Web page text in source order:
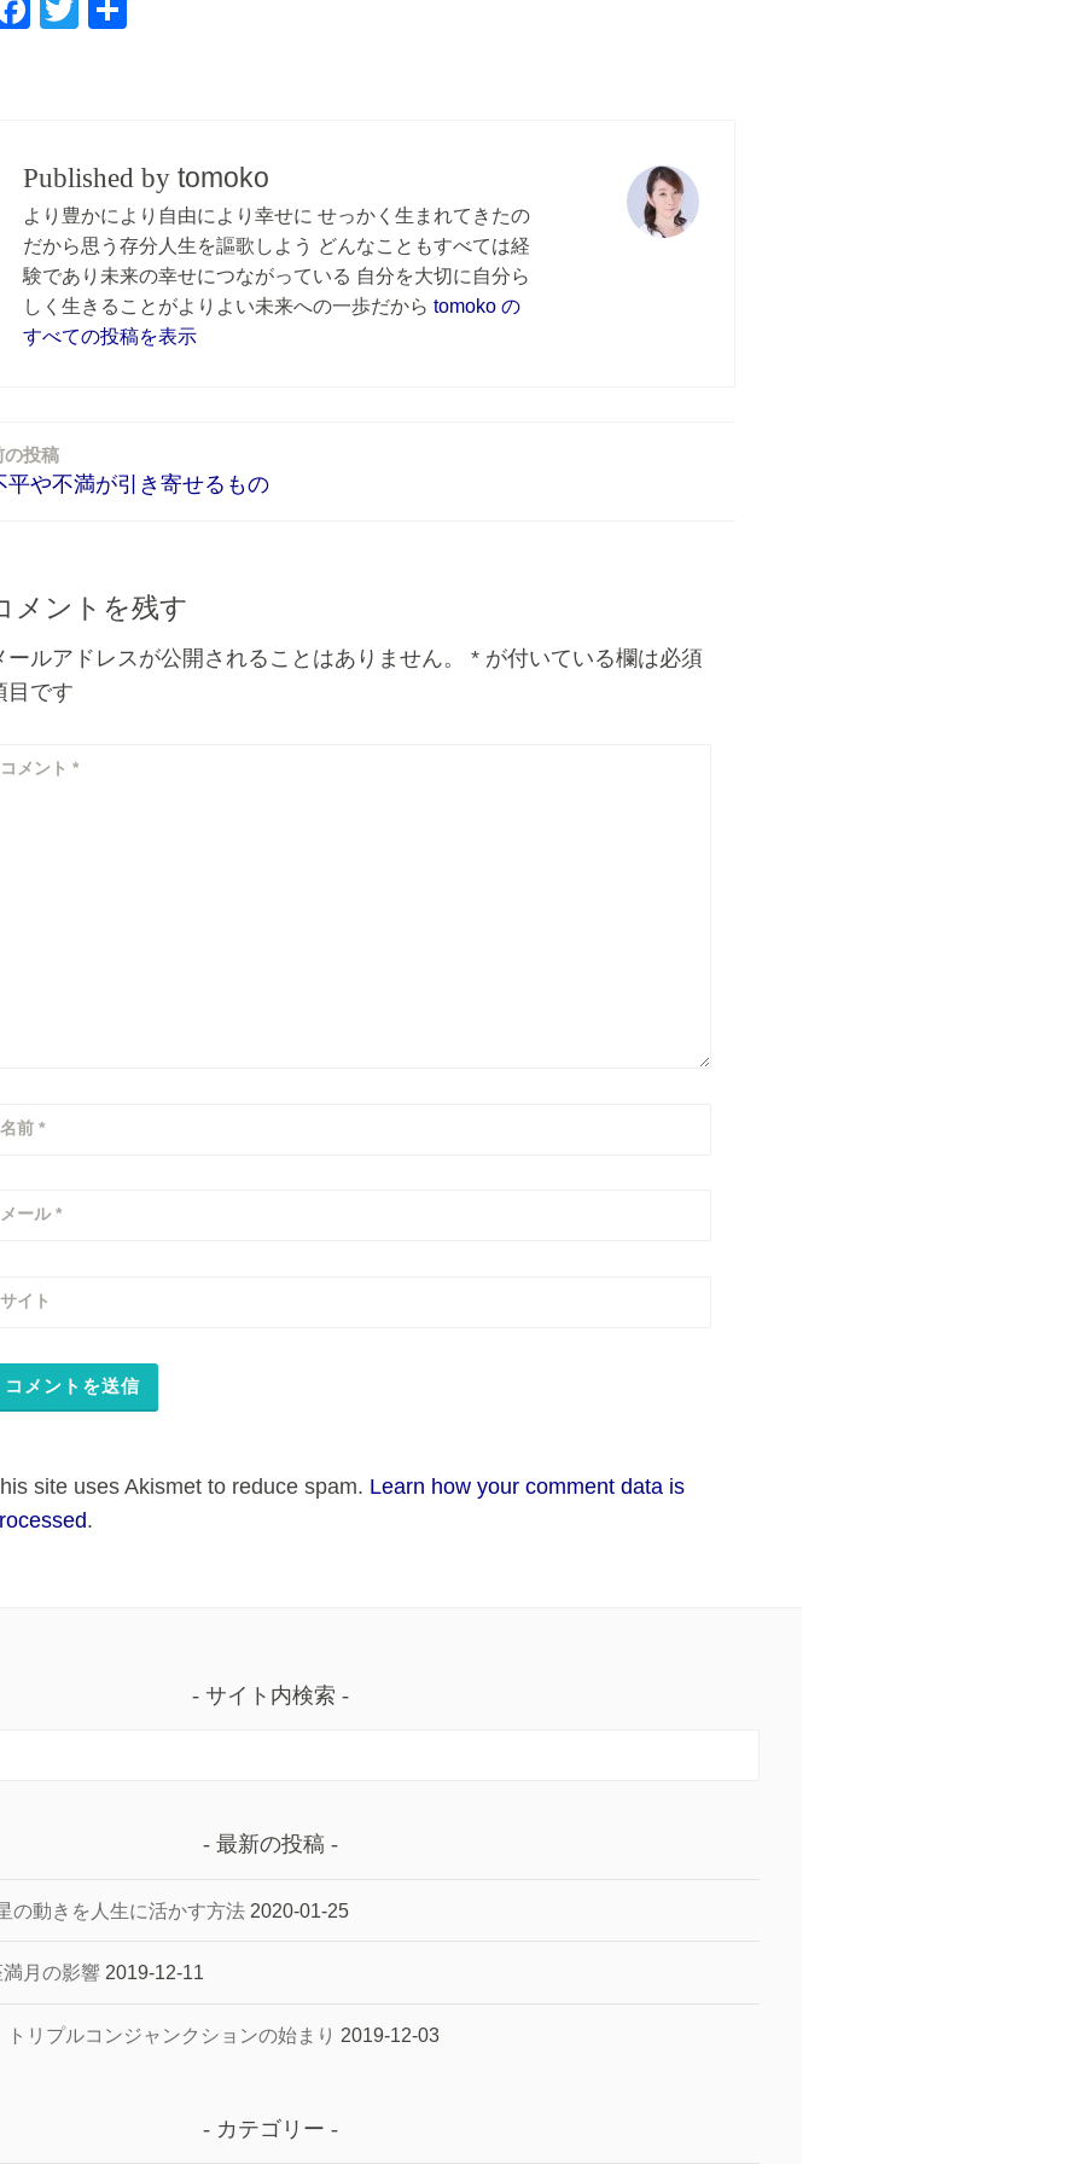
F
b
o
o
k
T
Published by tomoko
より豊かにより自由により幸せに せっかく生まれてきたの
だから思う存分人生を謳歌しよう どんなこともすべては経
験であり未来の幸せにつながっている 自分を大切に自分ら
しく生きることがよりよい未来への一歩だから tomoko の
すべての投稿を表示
の投稿
平や不満が引き寄せるもの
メントを残す
ールアドレスが公開されることはありません。 * が付いている欄は必須
目です
コメント*
名前*
メール*
サイト
site uses Akismet to reduce spam. Learn how your comment data is
.
サイト内検索
最新の投稿
動きを人生に活かす方法 2020-01-25
月の影響 2019-12-11
リプルコンジャンクションの始まり 2019-12-03
カテゴリー